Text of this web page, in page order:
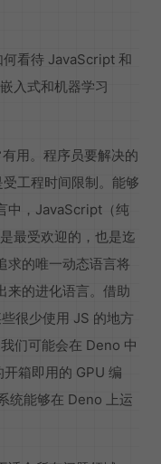
看待 JavaScript 和
入式和机器学习
用。程序员要解决的
工程时间限制。能够
中，JavaScript（纯
最受欢迎的，也是迄
求的唯一动态语言将
来的进化语言。借助
很少使用 JS 的地方
们可能会在 Deno 中
箱即用的 GPU 编
统能够在 Deno 上运